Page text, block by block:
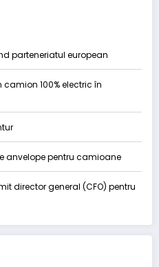
parteneriatul european
camion 100% electric în
anvelope pentru camioane
director general (CFO) pentru